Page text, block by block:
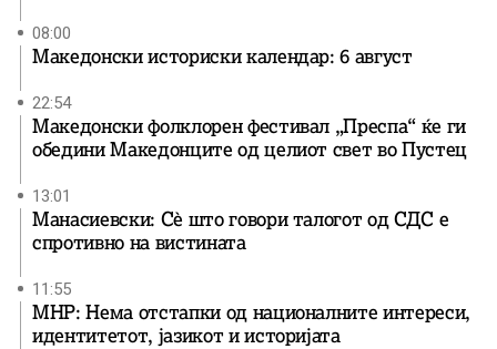
08:00
Македонски историски календар: 6 август
22:54
Македонски фолклорен фестивал „Преспа“ ќе ги
обедини Македонците од целиот свет во Пустец
13:01
Манасиевски: Сè што говори талогот од СДС е
спротивно на вистината
11:55
МНР: Нема отстапки од националните интереси,
идентитетот, јазикот и историјата